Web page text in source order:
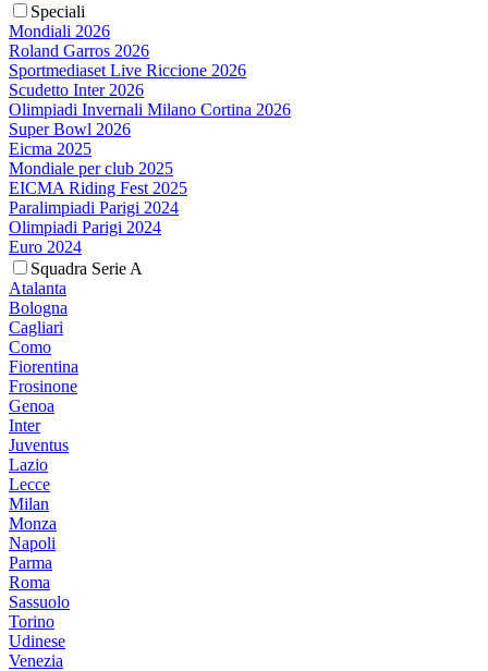
Speciali
Mondiali 2026
Roland Garros 2026
Sportmediaset Live Riccione 2026
Scudetto Inter 2026
Olimpiadi Invernali Milano Cortina 2026
Super Bowl 2026
Eicma 2025
Mondiale per club 2025
EICMA Riding Fest 2025
Paralimpiadi Parigi 2024
Olimpiadi Parigi 2024
Euro 2024
Squadra Serie A
Atalanta
Bologna
Cagliari
Como
Fiorentina
Frosinone
Genoa
Inter
Juventus
Lazio
Lecce
Milan
Monza
Napoli
Parma
Roma
Sassuolo
Torino
Udinese
Venezia